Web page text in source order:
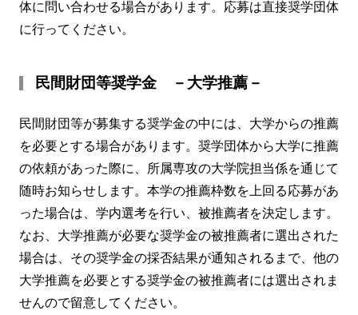
体に問い合わせる場合があります。応募は直接奨学団体
に行ってください。
民間財団等奨学金 －大学推薦－
民間財団等が募集する奨学金の中には、大学からの推薦
を必要とする場合があります。奨学団体から大学に推薦
の依頼があった際に、所属専攻の大学院担当係を通じて
随時お知らせします。本学の推薦枠数を上回る応募があ
った場合は、学内選考を行い、被推薦者を決定します。
なお、大学推薦が必要な奨学金の被推薦者に選出された
場合は、その奨学金の採否結果が通知されるまで、他の
大学推薦を必要とする奨学金の被推薦者には選出されま
せんので留意してください。